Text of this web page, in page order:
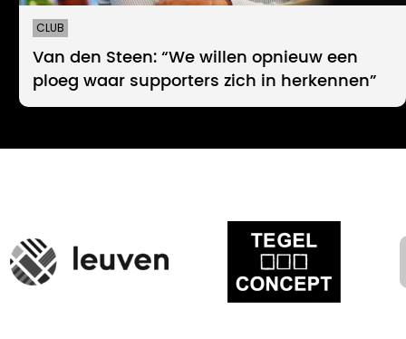
CLUB
Van den Steen: “We willen opnieuw een
ploeg waar supporters zich in herkennen”